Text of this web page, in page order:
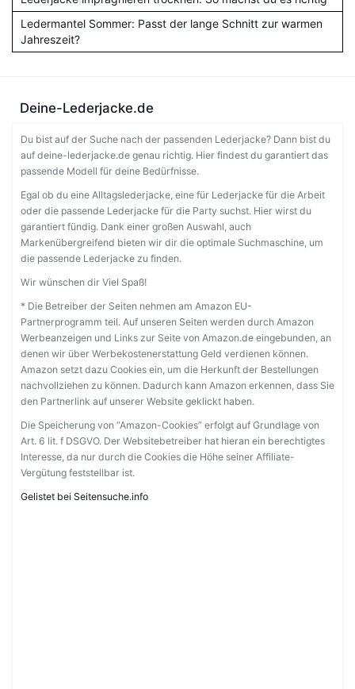
Ledermantel Sommer: Passt der lange Schnitt zur warmen
Jahreszeit?
Deine-Lederjacke.de
Du bist auf der Suche nach der passenden Lederjacke? Dann bist du
auf deine-lederjacke.de genau richtig. Hier findest du garantiert das
passende Modell für deine Bedürfnisse.
Egal ob du eine Alltagslederjacke, eine für Lederjacke für die Arbeit
oder die passende Lederjacke für die Party suchst. Hier wirst du
garantiert fündig. Dank einer großen Auswahl, auch
Markenübergreifend bieten wir dir die optimale Suchmaschine, um
die passende Lederjacke zu finden.
Wir wünschen dir Viel Spaß!
* Die Betreiber der Seiten nehmen am Amazon EU-
Partnerprogramm teil. Auf unseren Seiten werden durch Amazon
Werbeanzeigen und Links zur Seite von Amazon.de eingebunden, an
denen wir über Werbekostenerstattung Geld verdienen können.
Amazon setzt dazu Cookies ein, um die Herkunft der Bestellungen
nachvollziehen zu können. Dadurch kann Amazon erkennen, dass Sie
den Partnerlink auf unserer Website geklickt haben.
Die Speicherung von “Amazon-Cookies” erfolgt auf Grundlage von
Art. 6 lit. f DSGVO. Der Websitebetreiber hat hieran ein berechtigtes
Interesse, da nur durch die Cookies die Höhe seiner Affiliate-
Vergütung feststellbar ist.
Gelistet bei Seitensuche.info